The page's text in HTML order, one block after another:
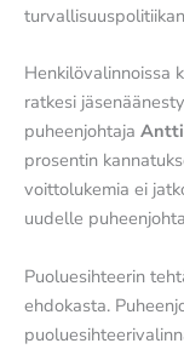
Henkilövalinnoissa
ratkesi
puheenjohtaja
prosentin
voittolukemia ei
uudelle
Puoluesihteerin
ehdokasta.